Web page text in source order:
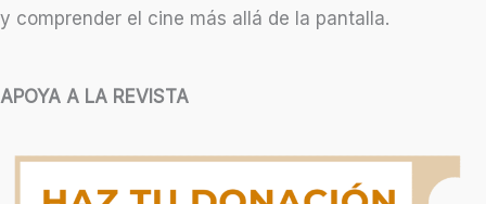
y comprender el cine más allá de la pantalla.
APOYA A LA REVISTA